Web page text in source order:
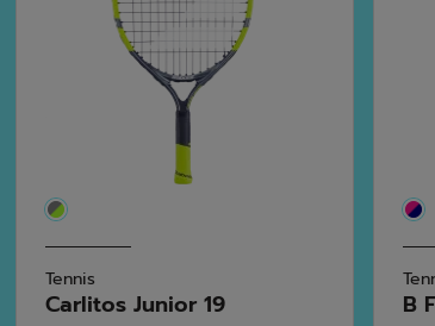
Tennis
Carlitos Junior 19 B